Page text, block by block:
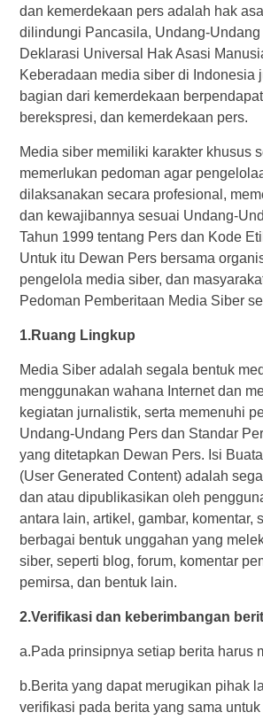
dan kemerdekaan pers adalah hak
dilindungi Pancasila, Undang-Undang
Deklarasi Universal Hak Asasi
Keberadaan media siber di Indonesia
bagian dari kemerdekaan
berekspresi, dan kemerdekaan pers.
Media siber memiliki karakter khusus
memerlukan pedoman agar
dilaksanakan secara profesional,
dan kewajibannya sesuai Undang-
Tahun 1999 tentang Pers dan Kode
Untuk itu Dewan Pers bersama
pengelola media siber, dan
Pedoman Pemberitaan Media Siber
1.Ruang Lingkup
Media Siber adalah segala bentuk
menggunakan wahana Internet dan
kegiatan jurnalistik, serta memenuhi
Undang-Undang Pers dan Standar
yang ditetapkan Dewan Pers. Isi
(User Generated Content) adalah
dan atau dipublikasikan oleh
antara lain, artikel, gambar, komentar,
berbagai bentuk unggahan yang
siber, seperti blog, forum, komentar
pemirsa, dan bentuk lain.
2.Verifikasi dan keberimbangan
a.Pada prinsipnya setiap berita harus
b.Berita yang dapat merugikan pihak
verifikasi pada berita yang sama